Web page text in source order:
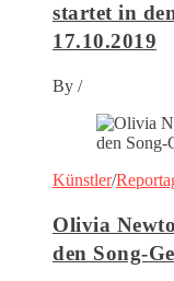
startet in
17.10.2019
By /
Künstler/
Olivia
den Song-